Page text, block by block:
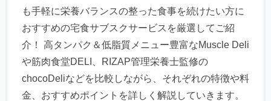
も手軽に栄養バランスの整った食事を続けたい方に
おすすめの宅食サブスクサービスを厳選してご紹
介！ 高タンパク＆低脂質メニュー豊富なMuscle Deli
や筋肉食堂DELI、RIZAP管理栄養士監修の
chocoDeliなどを比較しながら、それぞれの特徴や料
金、おすすめポイントを詳しく解説していきます。